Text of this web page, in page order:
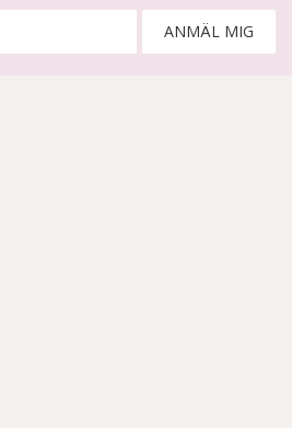
ANMÄL MIG